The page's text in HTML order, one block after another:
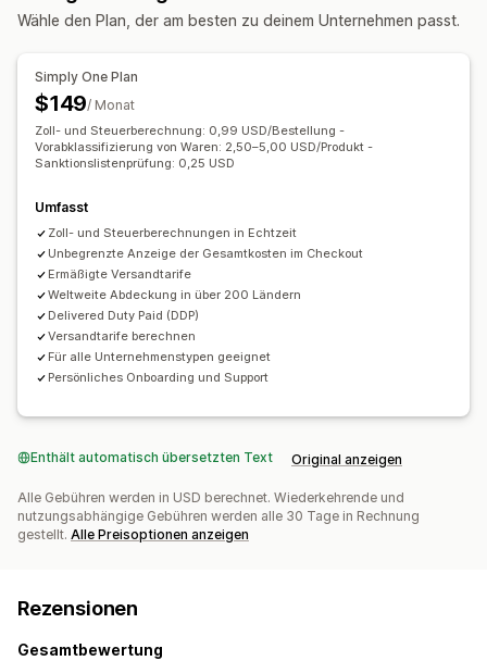
Wähle den Plan, der am besten zu deinem Unternehmen passt.
Simply One Plan
$149/ Monat
Zoll- und Steuerberechnung: 0,99 USD/Bestellung -
Vorabklassifizierung von Waren: 2,50–5,00 USD/Produkt -
Sanktionslistenprüfung: 0,25 USD
Umfasst
Zoll- und Steuerberechnungen in Echtzeit
Unbegrenzte Anzeige der Gesamtkosten im Checkout
Ermäßigte Versandtarife
Weltweite Abdeckung in über 200 Ländern
Delivered Duty Paid (DDP)
Versandtarife berechnen
Für alle Unternehmenstypen geeignet
Persönliches Onboarding und Support
Enthält automatisch übersetzten Text Original anzeigen
Alle Gebühren werden in USD berechnet. Wiederkehrende und
nutzungsabhängige Gebühren werden alle 30 Tage in Rechnung
gestellt. Alle Preisoptionen anzeigen
Rezensionen
Gesamtbewertung